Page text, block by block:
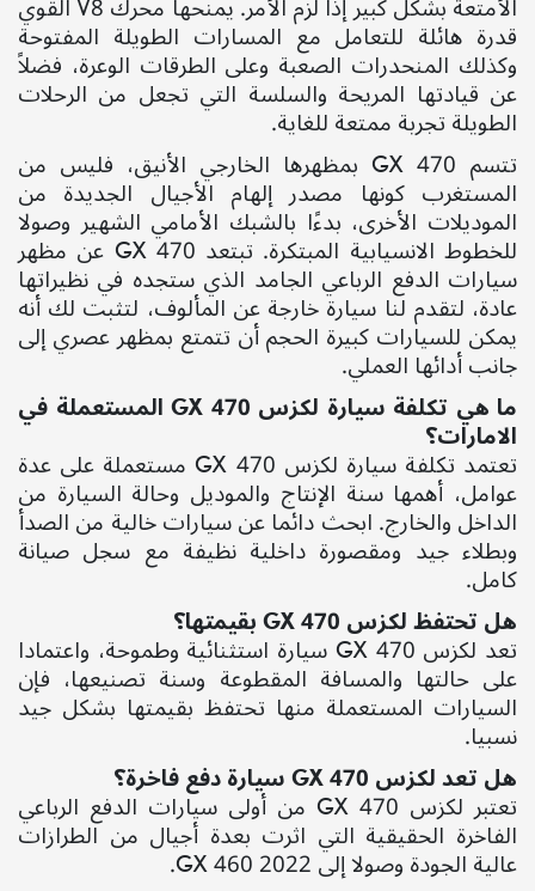
قدرة هائلة للتعامل مع المسارات الطويلة المفتوحة
وكذلك المنحدرات الصعبة وعلى الطرقات الوعرة، فضلاً
عن قيادتها المريحة والسلسة التي تجعل من الرحلات
الطويلة تجربة ممتعة للغاية.
تتسم GX 470 بمظهرها الخارجي الأنيق، فليس من
المستغرب كونها مصدر إلهام الأجيال الجديدة من
الموديلات الأخرى، بدءًا بالشبك الأمامي الشهير وصولا
للخطوط الانسيابية المبتكرة. تبتعد GX 470 عن مظهر
سيارات الدفع الرباعي الجامد الذي ستجده في نظيراتها
عادة، لتقدم لنا سيارة خارجة عن المألوف، لتثبت لك أنه
يمكن للسيارات كبيرة الحجم أن تتمتع بمظهر عصري إلى
جانب أدائها العملي.
ما هي تكلفة سيارة لكزس GX 470المستعملة في
الامارات؟
تعتمد تكلفة سيارة لكزس GX 470 مستعملة على عدة
عوامل، أهمها سنة الإنتاج والموديل وحالة السيارة من
الداخل والخارج. ابحث دائما عن سيارات خالية من الصدأ
وبطلاء جيد ومقصورة داخلية نظيفة مع سجل صيانة
كامل.
هل تحتفظ لكزسGX 470بقيمتها؟
تعد لكزس GX 470 سيارة استثنائية وطموحة، واعتمادا
على حالتها والمسافة المقطوعة وسنة تصنيعها، فإن
السيارات المستعملة منها تحتفظ بقيمتها بشكل جيد
نسبيا.
هل تعد لكزسGX 470سيارة دفع فاخرة؟
تعتبر لكزس GX 470 من أولى سيارات الدفع الرباعي
الفاخرة الحقيقية التي اثرت بعدة أجيال من الطرازات
عالية الجودة وصولا إلىGX 460 2022
.